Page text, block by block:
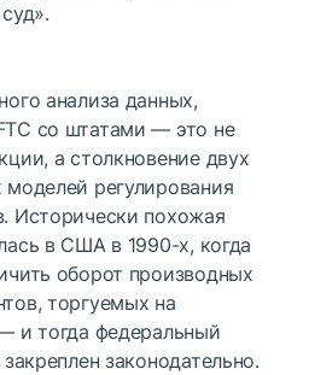
анализа данных,
со штатами — это не
а столкновение двух
регулирования
Исторически похожая
в США в 1990-х, когда
оборот производных
торгуемых на
и тогда федеральный
законодательно.